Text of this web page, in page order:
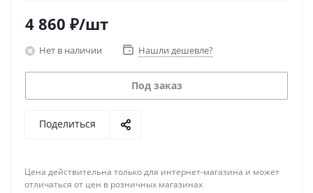
4 860 ₽/шт
Нет в наличии Нашли дешевле?
Под заказ
Поделиться
Цена действительна только для интернет-магазина и может
отличаться от цен в розничных магазинах